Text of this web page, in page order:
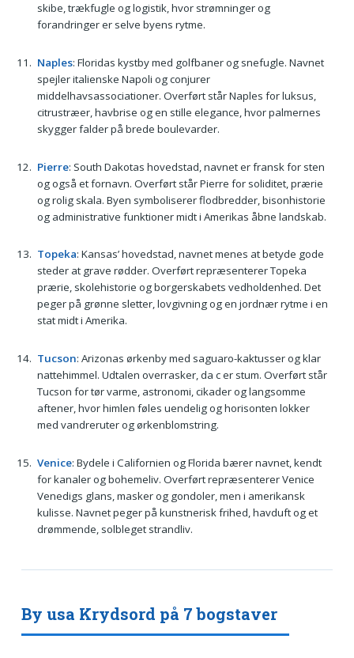
skibe, trækfugle og logistik, hvor strømninger og
forandringer er selve byens rytme.
Naples: Floridas kystby med golfbaner og snefugle. Navnet
spejler italienske Napoli og conjurer
middelhavsassociationer. Overført står Naples for luksus,
citrustræer, havbrise og en stille elegance, hvor palmernes
skygger falder på brede boulevarder.
Pierre: South Dakotas hovedstad, navnet er fransk for sten
og også et fornavn. Overført står Pierre for soliditet, prærie
og rolig skala. Byen symboliserer flodbredder, bisonhistorie
og administrative funktioner midt i Amerikas åbne landskab.
Topeka: Kansas’ hovedstad, navnet menes at betyde gode
steder at grave rødder. Overført repræsenterer Topeka
prærie, skolehistorie og borgerskabets vedholdenhed. Det
peger på grønne sletter, lovgivning og en jordnær rytme i en
stat midt i Amerika.
Tucson: Arizonas ørkenby med saguaro-kaktusser og klar
nattehimmel. Udtalen overrasker, da c er stum. Overført står
Tucson for tør varme, astronomi, cikader og langsomme
aftener, hvor himlen føles uendelig og horisonten lokker
med vandreruter og ørkenblomstring.
Venice: Bydele i Californien og Florida bærer navnet, kendt
for kanaler og bohemeliv. Overført repræsenterer Venice
Venedigs glans, masker og gondoler, men i amerikansk
kulisse. Navnet peger på kunstnerisk frihed, havduft og et
drømmende, solbleget strandliv.
By usa Krydsord på 7 bogstaver